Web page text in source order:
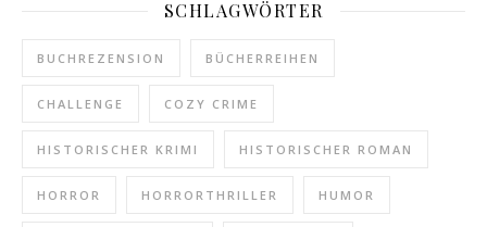
SCHLAGWÖRTER
BUCHREZENSION BÜCHERREIHEN
CHALLENGE COZY CRIME
HISTORISCHER KRIMI HISTORISCHER ROMAN
HORROR HORRORTHRILLER HUMOR